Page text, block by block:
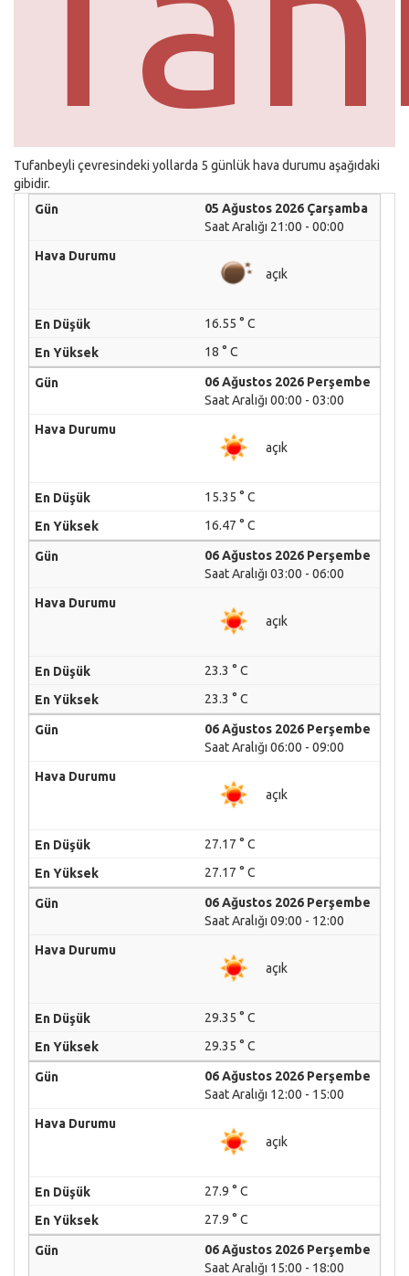
Tufanbeyli çevresindeki yollarda 5 günlük hava durumu aşağıdaki
gibidir.
05 Ağustos 2026 Çarşamba
Saat Aralığı 21:00 - 00:00
açık
16.55 ° C
18 ° C
06 Ağustos 2026 Perşembe
Saat Aralığı 00:00 - 03:00
açık
15.35 ° C
16.47 ° C
06 Ağustos 2026 Perşembe
Saat Aralığı 03:00 - 06:00
açık
23.3 ° C
23.3 ° C
06 Ağustos 2026 Perşembe
Saat Aralığı 06:00 - 09:00
açık
27.17 ° C
27.17 ° C
06 Ağustos 2026 Perşembe
Saat Aralığı 09:00 - 12:00
açık
29.35 ° C
29.35 ° C
06 Ağustos 2026 Perşembe
Saat Aralığı 12:00 - 15:00
açık
27.9 ° C
27.9 ° C
06 Ağustos 2026 Perşembe
Saat Aralığı 15:00 - 18:00